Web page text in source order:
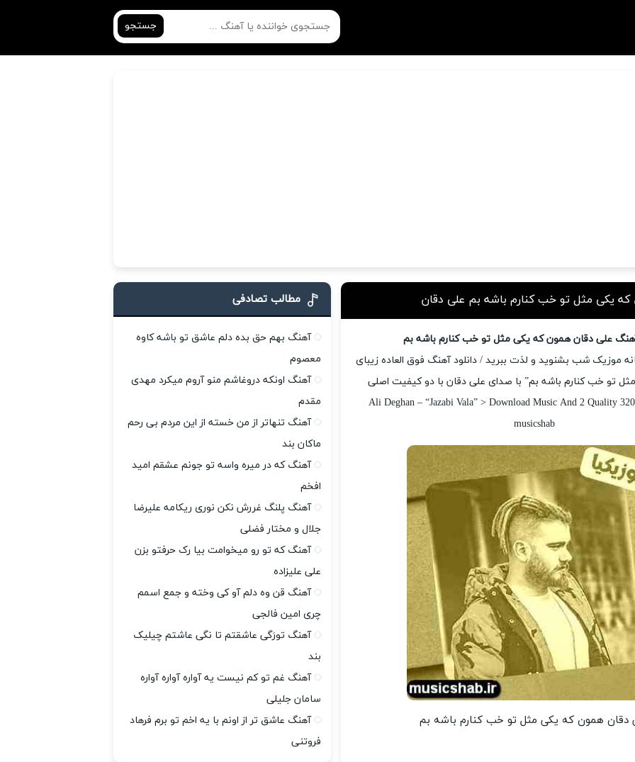
جستجو
یکی مثل تو خب کنارم باشه بم علی دقان
آهنگ علی دقان همون که یکی مثل تو خب کنارم باشه بم
موزیک شب بشنوید و لذت ببرید / دانلود آهنگ فوق العاده زیبای
تو خب کنارم باشه بم” با صدای علی دقان با دو کیفیت اصلی
Ali Deghan – “Jazabi Vala” > Download Music And 2 Quality
musicshab
دقان همون که یکی مثل تو خب کنارم باشه بم
مطالب تصادفی
آهنگ بهم حق بده دلم عاشق تو باشه کاوه
معصوم
آهنگ اونکه دروغاشم منو آروم میکرد مهدی
مقدم
آهنگ تنهاتر از من خسته از این مردم بی رحم
ماکان بند
آهنگ که در میره واسه تو جونم عشقم امید
افخم
آهنگ پلنگ غررش نکن نوری ریکامه علیرضا
جلال و مختار فضلی
آهنگ که تو رو میخوامت بیا رک حرفتو بزن
علی علیزاده
آهنگ قن وه دلم آو کی وخته و جمع اسمم
چری امین فالجی
آهنگ تورَگی عاشقتم تا نگی عاشتم چیلیک
بند
آهنگ غم تو کم نیست یه آواره آواره آواره
سامان جلیلی
آهنگ عاشق تر از اونم با یه اخم تو برم فرهاد
فروتنی